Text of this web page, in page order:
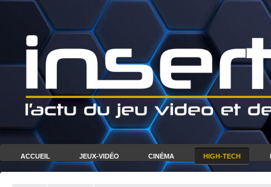
ACCUEIL JEUX-VIDÉO CINÉMA HIGH-TECH